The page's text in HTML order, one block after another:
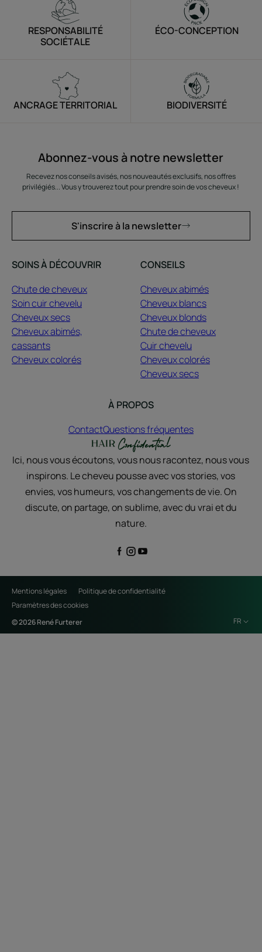
RESPONSABILITÉ
SOCIÉTALE
ÉCO-CONCEPTION
ANCRAGE TERRITORIAL BIODIVERSITÉ
Abonnez-vous à notre newsletter
Recevez nos conseils avisés, nos nouveautés exclusifs, nos offres
privilégiés... Vous y trouverez tout pour prendre soin de vos cheveux !
S'inscrire à la newsletter
SOINS À DÉCOUVRIR
Chute de cheveux
Soin cuir chevelu
Cheveux secs
Cheveux abimés,
cassants
Cheveux colorés
CONSEILS
Cheveux abimés
Cheveux blancs
Cheveux blonds
Chute de cheveux
Cuir chevelu
Cheveux colorés
Cheveux secs
À PROPOS
ContactQuestions fréquentes
Ici, nous vous écoutons, vous nous racontez, nous vous
inspirons. Le cheveu pousse avec vos stories, vos
envies, vos humeurs, vos changements de vie. On
discute, on partage, on sublime, avec du vrai et du
nature.
Mentions légales
Politique de confidentialité
Paramètres des cookies
© 2026 René Furterer
FR